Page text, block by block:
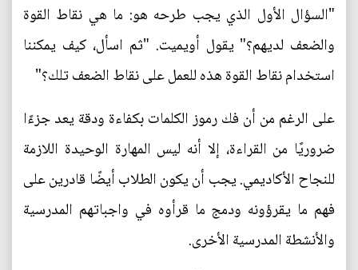
"السؤال الأول الذي يجب طرحه هو: ما هي نقاط القوة
والضعف لديهم؟" يقول أويميت. "ثم اسأل، كيف يمكننا
استخدام نقاط القوة هذه للعمل على نقاط الضعف تلك؟"
على الرغم من أن فك رموز الكلمات بكفاءة ودقة يعد جزءًا
ضروريًا من القراءة، إلا أنه ليس المهارة الوحيدة اللازمة
للنجاح الأكاديمي. يجب أن يكون الطلاب أيضًا قادرين على
فهم ما يقرؤونه ودمج ما قرأوه في واجباتهم المدرسية
والأنشطة المدرسية الأخرى.